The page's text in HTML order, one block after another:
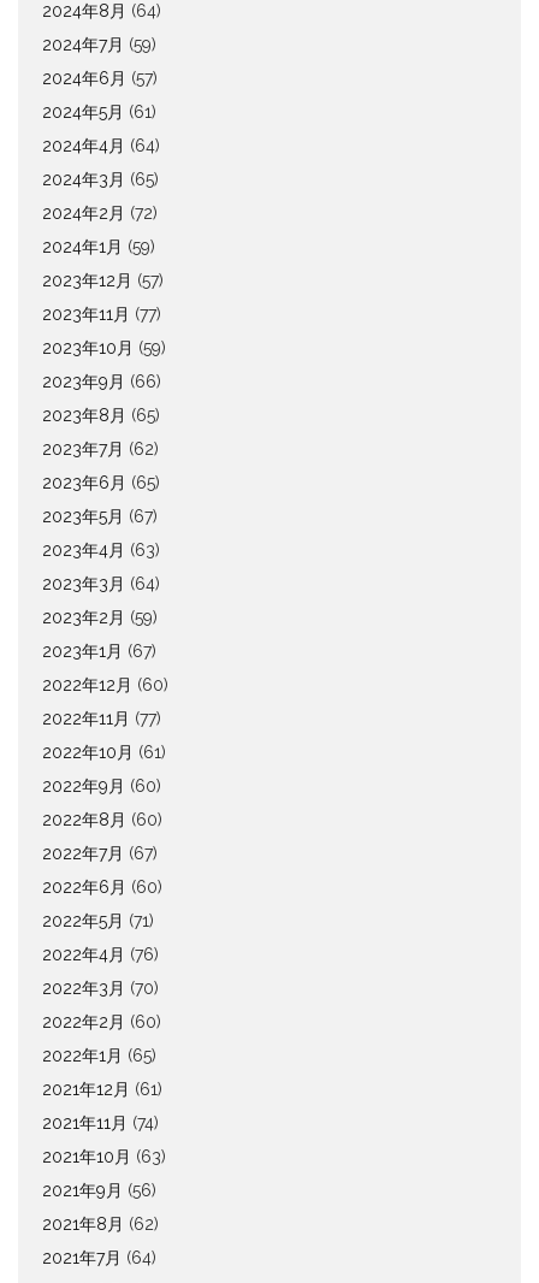
2024年8月 (64)
2024年7月 (59)
2024年6月 (57)
2024年5月 (61)
2024年4月 (64)
2024年3月 (65)
2024年2月 (72)
2024年1月 (59)
2023年12月 (57)
2023年11月 (77)
2023年10月 (59)
2023年9月 (66)
2023年8月 (65)
2023年7月 (62)
2023年6月 (65)
2023年5月 (67)
2023年4月 (63)
2023年3月 (64)
2023年2月 (59)
2023年1月 (67)
2022年12月 (60)
2022年11月 (77)
2022年10月 (61)
2022年9月 (60)
2022年8月 (60)
2022年7月 (67)
2022年6月 (60)
2022年5月 (71)
2022年4月 (76)
2022年3月 (70)
2022年2月 (60)
2022年1月 (65)
2021年12月 (61)
2021年11月 (74)
2021年10月 (63)
2021年9月 (56)
2021年8月 (62)
2021年7月 (64)